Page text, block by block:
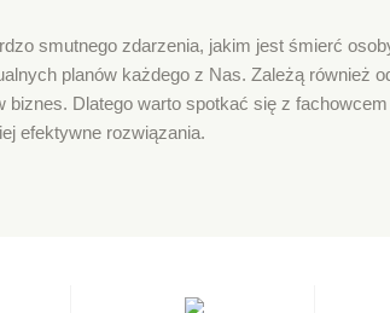
smutnego zdarzenia, jakim jest śmierć
planów każdego z Nas. Zależą również
biznes. Dlatego warto spotkać się z
efektywne rozwiązania.